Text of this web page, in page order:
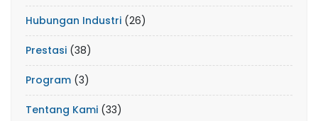
Hubungan Industri (26)
Prestasi (38)
Program (3)
Tentang Kami (33)